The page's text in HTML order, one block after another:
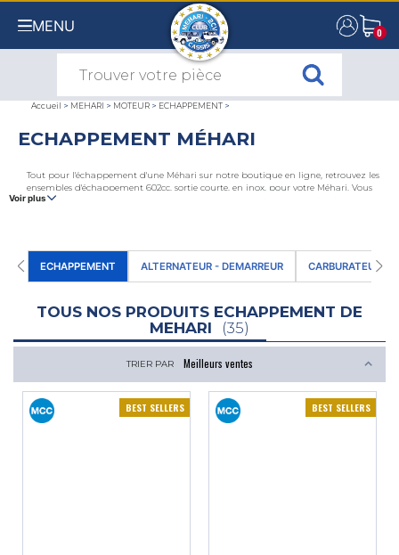
MENU 0
0
Accueil > MEHARI > MOTEUR > ECHAPPEMENT >
ECHAPPEMENT MÉHARI
Tout pour l'échappement d'une Méhari sur notre boutique en ligne, retrouvez les
ensembles d'échappement 602cc, sortie courte, en inox, pour votre Méhari. Vous
trouverez aussi un large choix de pièces détachées : pots sous la boîte de vitesses, pots
Voir plus
ECHAPPEMENT ALTERNATEUR - DEMARREUR CARBURATEUR
TOUS NOS PRODUITS ECHAPPEMENT DE
MEHARI
(35)
TRIER PAR
BEST SELLERS BEST SELLERS